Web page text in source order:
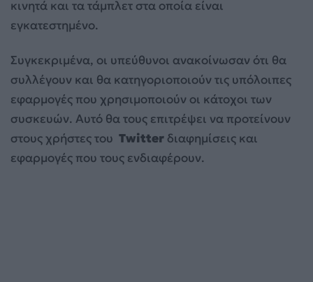
κινητά και τα τάμπλετ στα οποία είναι
εγκατεστημένο.
Συγκεκριμένα, οι υπεύθυνοι ανακοίνωσαν ότι θα
συλλέγουν και θα κατηγοριοποιούν τις υπόλοιπες
εφαρμογές που χρησιμοποιούν οι κάτοχοι των
συσκευών. Αυτό θα τους επιτρέψει να προτείνουν
στους χρήστες του Twitter διαφημίσεις και
εφαρμογές που τους ενδιαφέρουν.